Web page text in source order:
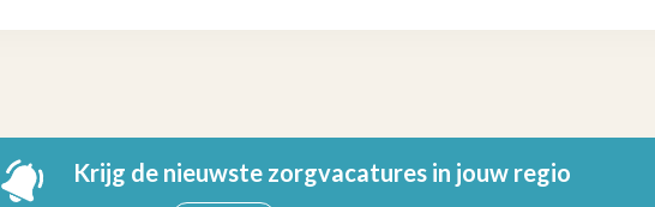
Krijg de nieuwste zorgvacatures in jouw regio